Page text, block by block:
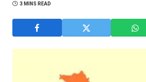
3 MINS READ